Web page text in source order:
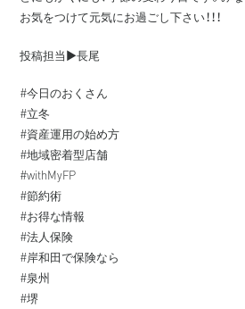
お気をつけて元気にお過ごし下さい！！！
投稿担当▶️長尾
#今日のおくさん
#立冬
#資産運用の始め方
#地域密着型店舗
#withMyFP
#節約術
#お得な情報
#法人保険
#岸和田で保険なら
#泉州
#堺